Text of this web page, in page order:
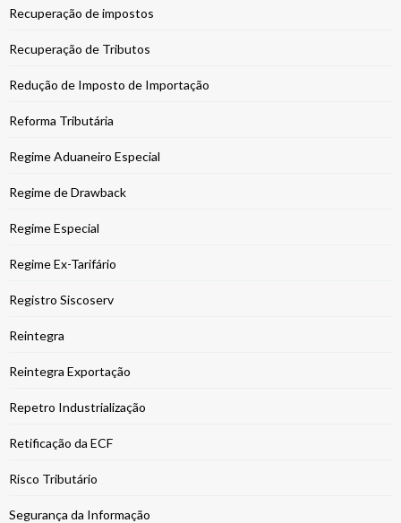
Recuperação de impostos
Recuperação de Tributos
Redução de Imposto de Importação
Reforma Tributária
Regime Aduaneiro Especial
Regime de Drawback
Regime Especial
Regime Ex-Tarifário
Registro Siscoserv
Reintegra
Reintegra Exportação
Repetro Industrialização
Retificação da ECF
Risco Tributário
Segurança da Informação